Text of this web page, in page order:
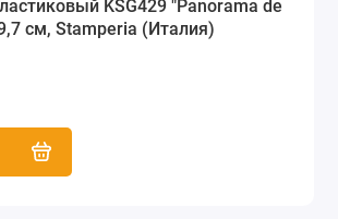
KSG429 "Panorama de
см, Stamperia (Италия)